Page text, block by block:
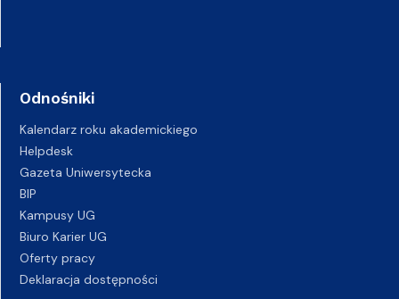
Odnośniki
Kalendarz roku akademickiego
Helpdesk
Gazeta Uniwersytecka
BIP
Kampusy UG
Biuro Karier UG
Oferty pracy
Deklaracja dostępności